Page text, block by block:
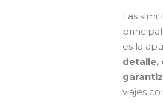
Las
es la
detalle,
viajes